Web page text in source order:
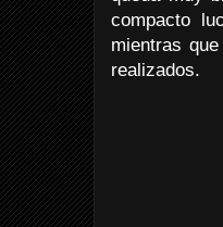
compacto
mientras
realizados.